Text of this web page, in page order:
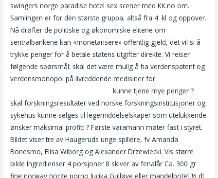
swingers norge paradise hotel sex scener med KK.no om.
Samlingen er for den største gruppa, altså fra 4. kl og oppover.
Nå drøfter de politiske og økonomiske elitene om
sentralbankene kan «monetarisere» offentlig gjeld, det vil si å
trykke penger for å betale statens utgifter direkte. Vi reiser
følgende spørsmål: skal det være mulig å ha verdenspatent og
verdensmonopol på livreddende medisiner for
kunne tjene mye penger ?
skal forskningsresultater ved norske forskningsinstitusjoner og
sykehus kunne selges til legemiddelselskaper som utelukkende
ønsker maksimal profitt ? Første varamann møter fast i styret.
Bildet viser tre av Haugeruds unge spillere, fv Amanda
Bonesmo, Elisa Wiborg og Alexander Drzewiecki. Vis større
bilde Ingredienser 4 porsjoner 8 skiver av fenalår Ca. 300 gr
fine norway norge porno lucika Gulløye eller mandelpotet ½ dl